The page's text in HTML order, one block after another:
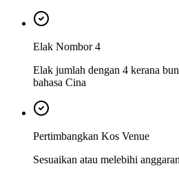
Elak Nombor 4
Elak jumlah dengan 4 kerana
bahasa Cina
Pertimbangkan Kos Venue
Sesuaikan atau melebihi